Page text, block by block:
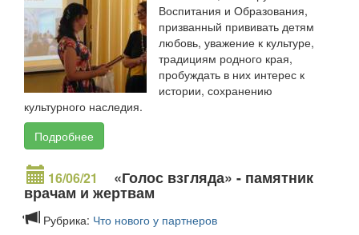
Воспитания и Образования,
призванный прививать детям
любовь, уважение к культуре,
традициям родного края,
пробуждать в них интерес к
истории, сохранению
культурного наследия.
Подробнее
16/06/21 «Голос взгляда» - памятник
врачам и жертвам
Рубрика: Что нового у партнеров